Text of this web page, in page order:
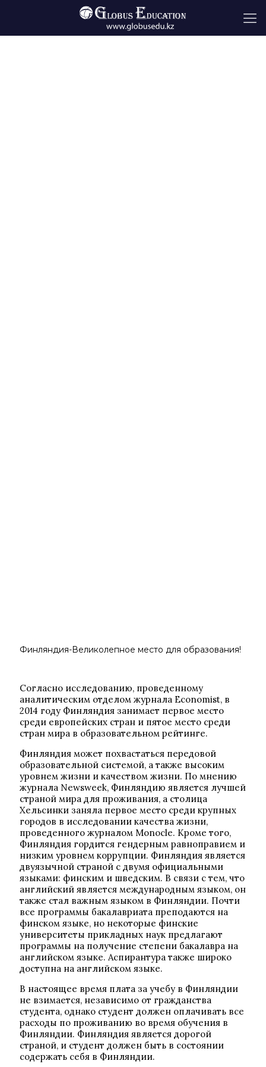
Финляндия-Великолепное место для образования!
Согласно исследованию, проведенному
аналитическим отделом журнала Economist, в
2014 году Финляндия занимает первое место
среди европейских стран и пятое место среди
стран мира в образовательном рейтинге.
Финляндия может похвастаться передовой
образовательной системой, а также высоким
уровнем жизни и качеством жизни. По мнению
журнала Newsweek, Финляндию является лучшей
страной мира для проживания, а столица
Хельсинки заняла первое место среди крупных
городов в исследовании качества жизни,
проведенного журналом Monocle. Кроме того,
Финляндия гордится гендерным равноправием и
низким уровнем коррупции. Финляндия является
двуязычной страной с двумя официальными
языками: финским и шведским. В связи с тем, что
английский является международным языком, он
также стал важным языком в Финляндии. Почти
все программы бакалавриата преподаются на
финском языке, но некоторые финские
университеты прикладных наук предлагают
программы на получение степени бакалавра на
английском языке. Аспирантура также широко
доступна на английском языке.
В настоящее время плата за учебу в Финляндии
не взимается, независимо от гражданства
студента, однако студент должен оплачивать все
расходы по проживанию во время обучения в
Финляндии. Финляндия является дорогой
страной, и студент должен быть в состоянии
содержать себя в Финляндии.